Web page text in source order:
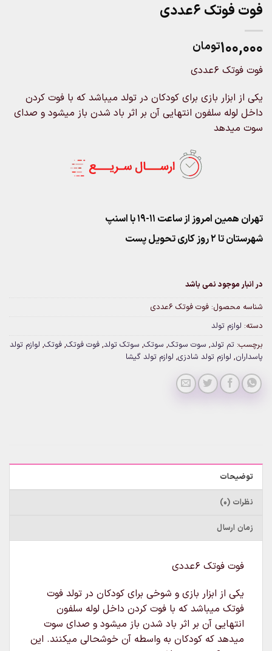
فوت فوتک ۶عددی
۱۰۰,۰۰۰تومان
فوت فوتک ۶عددی
یکی از ابزار بازی برای کودکان در تولد میباشد که با فوت کردن
داخل لوله سلفون انتهایی آن بر اثر باد شدن باز میشود و صدای
سوت میدهد
تهران همین امروز از ساعت ۱۱-۱۹ با اسنپ
شهرستان تا 2 روز کاری تحویل پست
در انبار موجود نمی باشد
شناسه محصول: فوت فوتک ۶عددی
دسته: لوازم تولد
برچسب: تم تولد, سوت سوتک, سوتک, سوتک تولد, فوت فوتک, فوتک, لوازم تولد
پاسداران, لوازم تولد شادزی, لوازم تولد گیشا
توضیحات
نظرات (0)
زمان ارسال
فوت فوتک ۶عددی
یکی از ابزار بازی و شوخی برای کودکان در تولد فوت
فوتک میباشد که با فوت کردن داخل لوله سلفون
انتهایی آن بر اثر باد شدن باز میشود و صدای سوت
میدهد که کودکان به واسطه آن خوشحالی میکنند. این